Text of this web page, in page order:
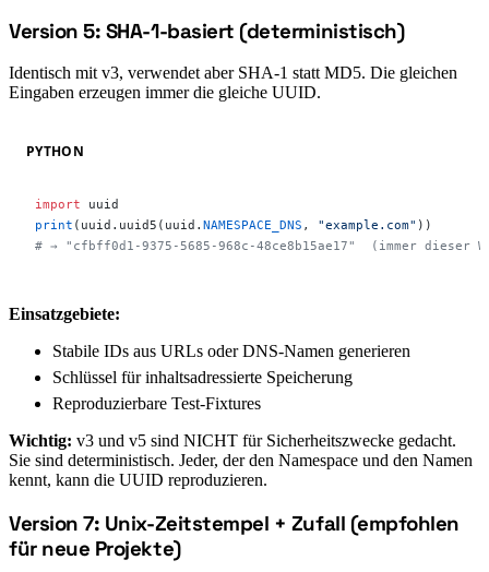
#
Version 5: SHA-1-basiert (deterministisch)
Identisch mit v3, verwendet aber SHA-1 statt MD5. Die gleichen
Eingaben erzeugen immer die gleiche UUID.
PYTHON
import uuid
print (uuid.uuid5(uuid. NAMESPACE_DNS , "example.com" ))
# → "cfbff0d1-9375-5685-968c-48ce8b15ae17"  (immer dieser
Einsatzgebiete:
Stabile IDs aus URLs oder DNS-Namen generieren
Schlüssel für inhaltsadressierte Speicherung
Reproduzierbare Test-Fixtures
Wichtig: v3 und v5 sind NICHT für Sicherheitszwecke gedacht.
Sie sind deterministisch. Jeder, der den Namespace und den Namen
kennt, kann die UUID reproduzieren.
#
Version 7: Unix-Zeitstempel + Zufall (empfohlen
für neue Projekte)